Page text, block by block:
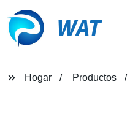
WAT
Hogar Productos